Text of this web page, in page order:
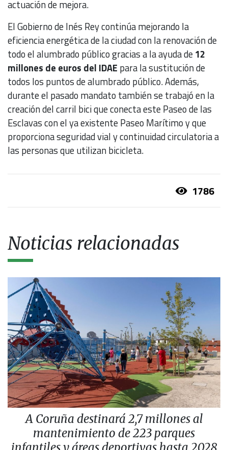
actuación de mejora.
El Gobierno de Inés Rey continúa mejorando la
eficiencia energética de la ciudad con la renovación de
todo el alumbrado público gracias a la ayuda de12
millones de euros del IDAE para la sustitución de
todos los puntos de alumbrado público. Además,
durante el pasado mandato también se trabajó en la
creación del carril bici que conecta este Paseo de las
Esclavas con el ya existente Paseo Marítimo y que
proporciona seguridad vial y continuidad circulatoria a
las personas que utilizan bicicleta.
1786
Noticias relacionadas
A Coruña destinará 2,7 millones al
mantenimiento de 223 parques